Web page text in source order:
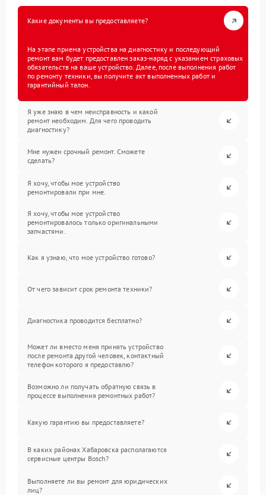
Какие документы вы предоставляете?
На этапе приема устройства на диагностику и последующий
ремонт вам будет предоставлен заказ-наряд с указанием страховых
обязательств на ваше устройство. Далее, после выполнения работ
по ремонту техники, вы получите акт выполненных работ и
гарантийный талон.
Я уже знаю в чем неисправность и какой
ремонт необходим. Для чего проводить
диагностику?
Мне нужен срочный ремонт. Сможете
сделать?
Я хочу, чтобы мое устройство
ремонтировали при мне.
Я хочу, чтобы мое устройство
ремонтировалось только оригинальными
запчастями.
Как я узнаю, что мое устройство готово?
От чего зависит срок ремонта техники?
Диагностика проводится бесплатно?
Может ли вместо меня принять устройство
после ремонта другой человек, контактный
телефон которого я предоставлю?
Возможно ли получать обратную связь в
процессе выполнения ремонтных работ?
Какую гарантию вы предоставляете?
В каких районах Хабаровска располагаются
сервисные центры Bosch?
Выполняете ли вы ремонт для юридических
лиц?